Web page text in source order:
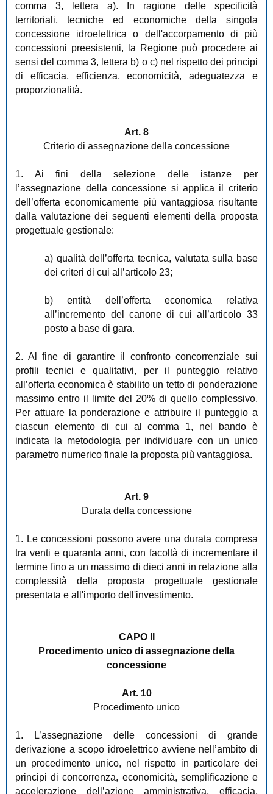
comma 3, lettera a). In ragione delle specificità
territoriali, tecniche ed economiche della singola
concessione idroelettrica o dell'accorpamento di più
concessioni preesistenti, la Regione può procedere ai
sensi del comma 3, lettera b) o c) nel rispetto dei principi
di efficacia, efficienza, economicità, adeguatezza e
proporzionalità.
Art. 8
Criterio di assegnazione della concessione
1. Ai fini della selezione delle istanze per
l’assegnazione della concessione si applica il criterio
dell’offerta economicamente più vantaggiosa risultante
dalla valutazione dei seguenti elementi della proposta
progettuale gestionale:
a) qualità dell’offerta tecnica, valutata sulla base
dei criteri di cui all’articolo 23;
b) entità dell’offerta economica relativa
all’incremento del canone di cui all’articolo 33
posto a base di gara.
2. Al fine di garantire il confronto concorrenziale sui
profili tecnici e qualitativi, per il punteggio relativo
all’offerta economica è stabilito un tetto di ponderazione
massimo entro il limite del 20% di quello complessivo.
Per attuare la ponderazione e attribuire il punteggio a
ciascun elemento di cui al comma 1, nel bando è
indicata la metodologia per individuare con un unico
parametro numerico finale la proposta più vantaggiosa.
Art. 9
Durata della concessione
1. Le concessioni possono avere una durata compresa
tra venti e quaranta anni, con facoltà di incrementare il
termine fino a un massimo di dieci anni in relazione alla
complessità della proposta progettuale gestionale
presentata e all'importo dell'investimento.
CAPO II
Procedimento unico di assegnazione della
concessione
Art. 10
Procedimento unico
1. L’assegnazione delle concessioni di grande
derivazione a scopo idroelettrico avviene nell’ambito di
un procedimento unico, nel rispetto in particolare dei
principi di concorrenza, economicità, semplificazione e
accelerazione dell’azione amministrativa, efficacia,